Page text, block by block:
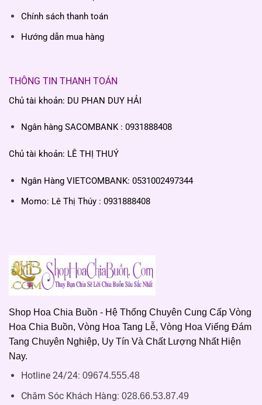
Chính sách thanh toán
Hướng dẫn mua hàng
THÔNG TIN THANH TOÁN
Chủ tài khoản: DU PHAN DUY HẢI
Ngân hàng SACOMBANK : 0931888408
Chủ tài khoản: LÊ THỊ THUÝ
Ngân Hàng VIETCOMBANK: 0531002497344
Momo: Lê Thị Thúy : 0931888408
Shop Hoa Chia Buồn - Hệ Thống Chuyên Cung Cấp Vòng
Hoa Chia Buồn, Vòng Hoa Tang Lễ, Vòng Hoa Viếng Đám
Tang Chuyên Nghiệp, Uy Tín Và Chất Lượng Nhất Hiện
Nay.
Hotline 24/24: 09674.555.48
Chăm Sóc Khách Hàng: 028.66.53.87.49